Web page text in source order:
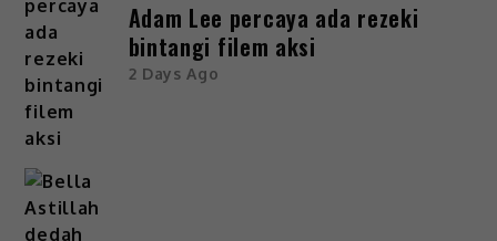
Adam Lee percaya ada rezeki
bintangi filem aksi
2 Days Ago